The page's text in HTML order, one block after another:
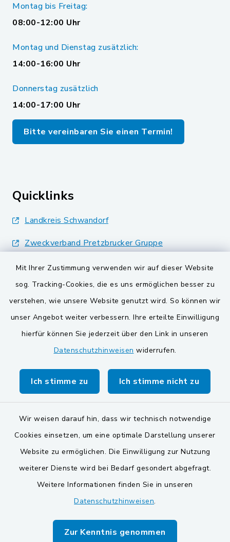
Mit Ihrer Zustimmung verwenden wir auf dieser Website
sog. Tracking-Cookies, die es uns ermöglichen besser zu
verstehen, wie unsere Website genutzt wird. So können wir
unser Angebot weiter verbessern. Ihre erteilte Einwilligung
hierfür können Sie jederzeit über den Link in unseren
Datenschutzhinweisen widerrufen.
Ich stimme zu Ich stimme nicht zu
Wir weisen darauf hin, dass wir technisch notwendige
Cookies einsetzen, um eine optimale Darstellung unserer
Website zu ermöglichen. Die Einwilligung zur Nutzung
weiterer Dienste wird bei Bedarf gesondert abgefragt.
Weitere Informationen finden Sie in unseren
Datenschutzhinweisen.
Zur Kenntnis genommen
Montag bis Freitag:
08:00-12:00 Uhr
Montag und Dienstag zusätzlich:
14:00-16:00 Uhr
Donnerstag zusätzlich
14:00-17:00 Uhr
Bitte vereinbaren Sie einen Termin!
Quicklinks
Landkreis Schwandorf
Zweckverband Pretzbrucker Gruppe
BayernPortal
Gemeinden der
Verwaltungsgemeinschaft
Gemeinde Schwarzach bei Nabburg
Markt Schwarzenfeld
Gemeinde Stulln
Barrierefreiheit